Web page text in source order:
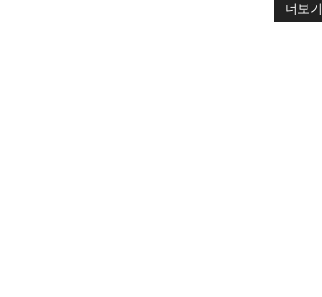
더보기